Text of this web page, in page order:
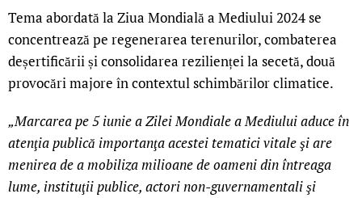
Tema abordată la Ziua Mondială a Mediului 2024 se
concentrează pe regenerarea terenurilor, combaterea
deșertificării și consolidarea rezilienței la secetă, două
provocări majore în contextul schimbărilor climatice.
„Marcarea pe 5 iunie a Zilei Mondiale a Mediului aduce în
atenţia publică importanţa acestei tematici vitale şi are
menirea de a mobiliza milioane de oameni din întreaga
lume, instituţii publice, actori non-guvernamentali şi